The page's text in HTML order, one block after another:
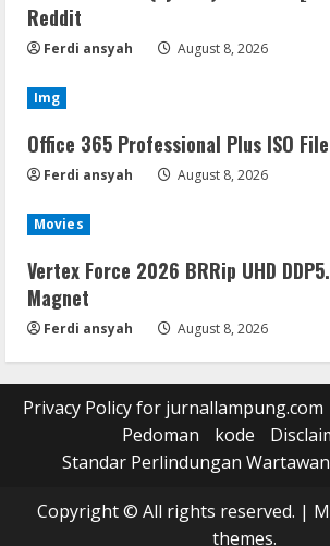
Reddit
Ferdi ansyah August 8, 2026
Img
Office 365 Professional Plus ISO
Ferdi ansyah August 8, 2026
Movies
Vertex Force 2026 BRRip UHD
Magnet
Ferdi ansyah August 8, 2026
Privacy Policy for jurnallampung.com
Pedoman
kode
Standar Perlindungan Wartawan
Copyright © All rights reserved. |
themes.